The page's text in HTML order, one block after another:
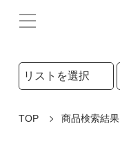
検索リストの選択
TOP 商品検索結果